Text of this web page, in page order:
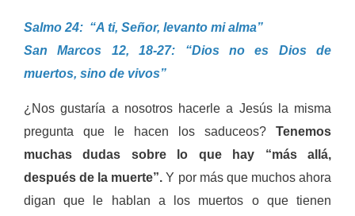
Salmo 24: “A ti, Señor, levanto mi alma”
San Marcos 12, 18-27: “Dios no es Dios de
muertos, sino de vivos”
¿Nos gustaría a nosotros hacerle a Jesús la misma
pregunta que le hacen los saduceos? Tenemos
muchas dudas sobre lo que hay “más allá,
después de la muerte”. Y por más que muchos ahora
digan que le hablan a los muertos o que tienen